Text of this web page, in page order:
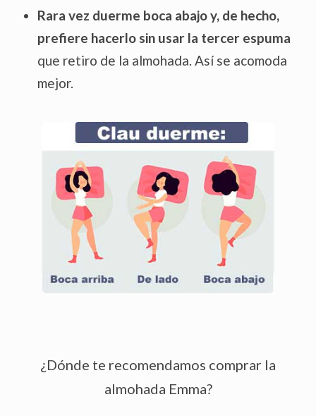
Rara vez duerme boca abajoy, de hecho,
prefiere hacerlo sin usar la tercer espuma
que retiro de la almohada. Así se acomoda
mejor.
¿Dónde te recomendamos comprar la
almohada Emma?